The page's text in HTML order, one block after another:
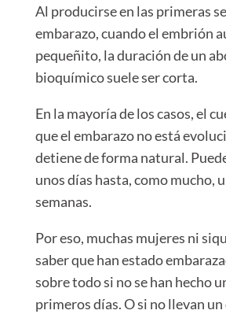
Al producirse en las primeras
embarazo, cuando el embrión
pequeñito, la duración de un
bioquímico suele ser corta.
En la mayoría de los casos, el
que el embarazo no está
detiene de forma natural.
unos días hasta, como mucho,
semanas.
Por eso, muchas mujeres ni
saber que han estado
sobre todo si no se han hecho
primeros días. O si no llevan